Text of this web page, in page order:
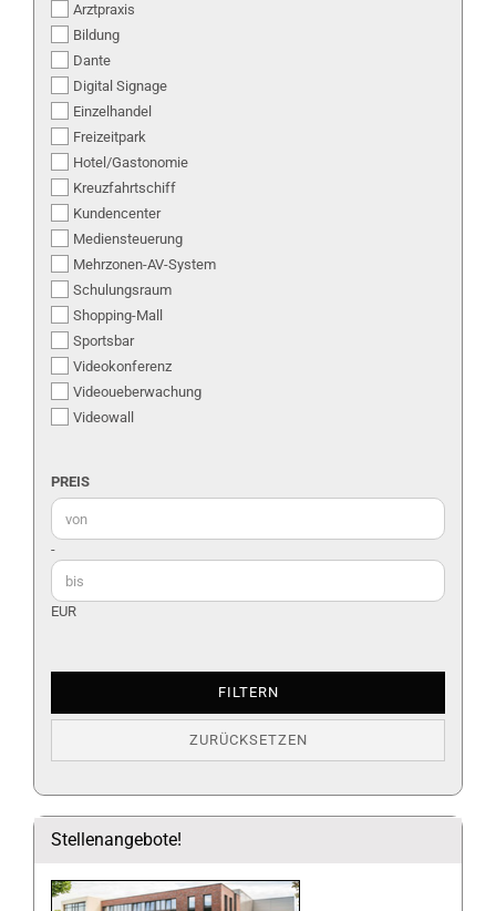
Arztpraxis
Bildung
Dante
Digital Signage
Einzelhandel
Freizeitpark
Hotel/Gastonomie
Kreuzfahrtschiff
Kundencenter
Mediensteuerung
Mehrzonen-AV-System
Schulungsraum
Shopping-Mall
Sportsbar
Videokonferenz
Videoueberwachung
Videowall
PREIS
PREIS
Preis bis
-
EUR
FILTERN
ZURÜCKSETZEN
Stellenangebote!